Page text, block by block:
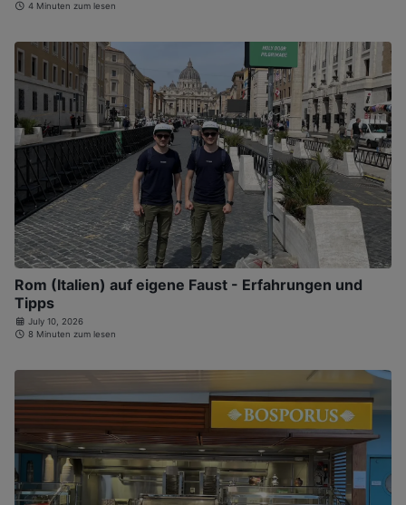
4 Minuten zum lesen
Rom (Italien) auf eigene Faust - Erfahrungen und
Tipps
July 10, 2026
8 Minuten zum lesen